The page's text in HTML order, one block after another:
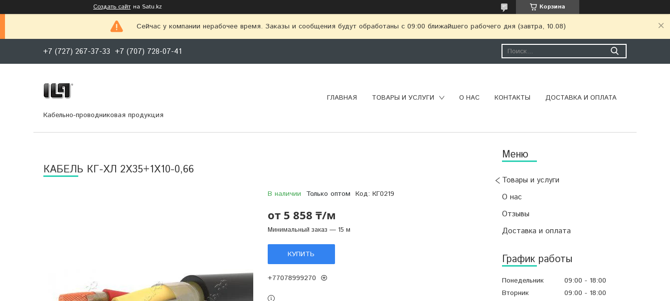
Создать сайт на Satu.kz Корзина
Сейчас у компании нерабочее время. Заказы и сообщения будут обработаны с 09:00 ближайшего рабочего дня (завтра, 10.08)
+7 (727) 267-37-33 +7 (707) 728-07-41
Кабельно-проводниковая продукция
ГЛАВНАЯ ТОВАРЫ И УСЛУГИ О НАС КОНТАКТЫ ДОСТАВКА И ОПЛАТА
Товары и услуги
О нас
Отзывы
Доставка и оплата
График работы
Понедельник 09:00
18:00
Вторник
09:00
18:00
КАБЕЛЬ КГ-ХЛ 2Х35+1Х10-0,66
В наличии Только оптом Код: КГ0219
от 5 858 ₸/м
Минимальный заказ — 15 м
КУПИТЬ
+77078999270